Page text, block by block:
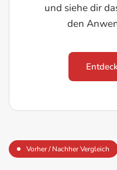
und siehe dir
den
Vorher / Nachher Vergleich